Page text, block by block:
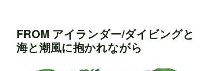
FROM アイランダー/ダイビングと
海と潮風に抱かれながら